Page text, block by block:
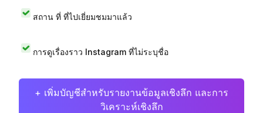
สถาน ที่ ที่ไปเยี่ยมชมมาแล้ว
การดูเรื่องราว Instagram ที่ไม่ระบุชื่อ
+ เพิ่มบัญชีสำหรับรายงานข้อมูลเชิงลึก และการ
วิเคราะห์เชิงลึก